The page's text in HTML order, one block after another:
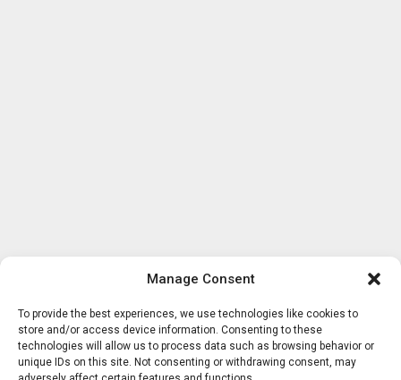
Manage Consent
To provide the best experiences, we use technologies like cookies to
store and/or access device information. Consenting to these
technologies will allow us to process data such as browsing behavior or
unique IDs on this site. Not consenting or withdrawing consent, may